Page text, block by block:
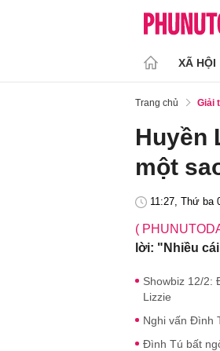
XÃ HỘI
Trang chủ Giải
Huyền
một
11:27, Thứ ba
(
lời: "Nhiều
Showbiz 12/2:
Lizzie
Nghi vấn Đình
Đình Tú bất